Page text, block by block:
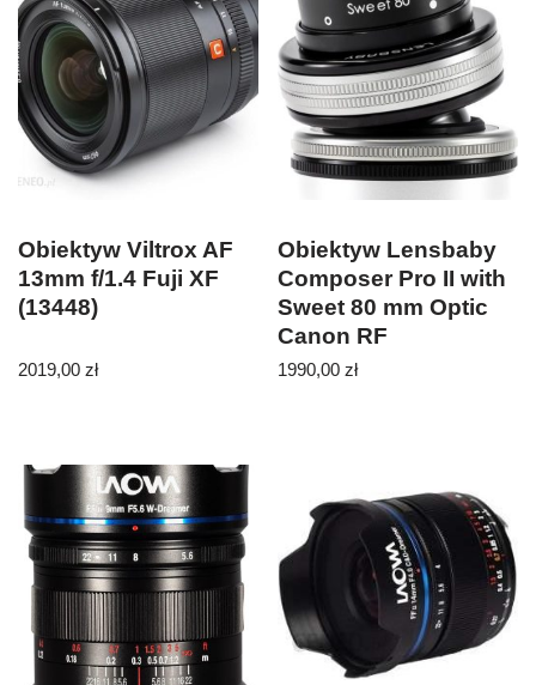
Obiektyw Viltrox AF
13mm f/1.4 Fuji XF
(13448)
2019,00 zł
Obiektyw Lensbaby
Composer Pro II with
Sweet 80 mm Optic
Canon RF
1990,00zł